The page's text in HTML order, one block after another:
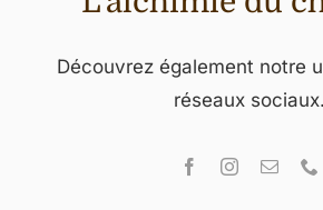
Découvrez également notre
réseaux sociaux.